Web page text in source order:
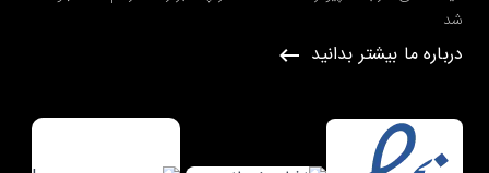
شد
درباره ما بیشتر بدانید